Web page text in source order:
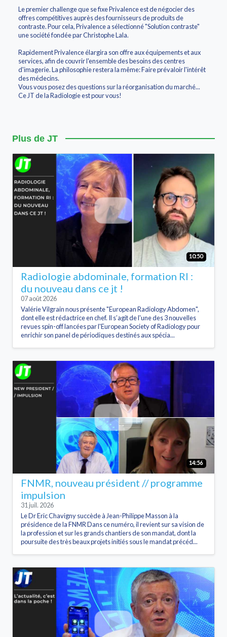
Le premier challenge que se fixe Privalence est de négocier des
offres compétitives auprès des fournisseurs de produits de
contraste. Pour cela, Privalence a sélectionné "Solution contraste"
une société fondée par Christophe Lala.
Rapidement Privalence élargira son offre aux équipements et aux
services, afin de couvrir l'ensemble des besoins des centres
d'imagerie. La philosophie restera la même: Faire prévaloir l'intérêt
des médecins.
Vous vous posez des questions sur la réorganisation du marché...
Ce JT de la Radiologie est pour vous!
Plus de JT
10:50
Radiologie abdominale, formation RI :
du nouveau dans ce jt !
07 août 2026
Valérie Vilgrain nous présente "European Radiology Abdomen",
dont elle est rédactrice en chef. Il s’agit de l'une des 3 nouvelles
revues spin-off lancées par l'European Society of Radiology pour
enrichir son panel de périodiques destinés aux spécia...
14:56
FNMR, nouveau président // programme
impulsion
31 juil. 2026
Le Dr Eric Chavigny succède à Jean-Philippe Masson à la
présidence de la FNMR Dans ce numéro, il revient sur sa vision de
la profession et sur les grands chantiers de son mandat, dont la
poursuite des très beaux projets initiés sous le mandat précéd...